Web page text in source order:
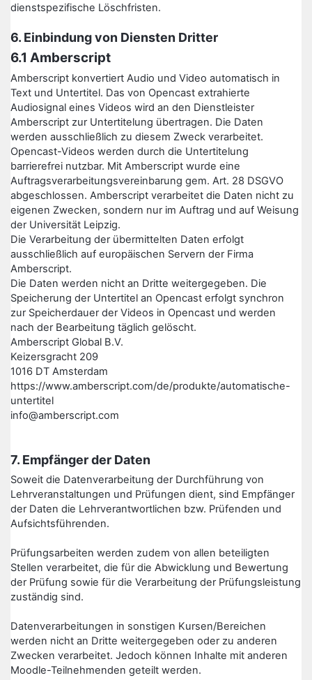
dienstspezifische Löschfristen.
6. Einbindung von Diensten Dritter
6.1 Amberscript
Amberscript konvertiert Audio und Video automatisch in
Text und Untertitel. Das von Opencast extrahierte
Audiosignal eines Videos wird an den Dienstleister
Amberscript zur Untertitelung übertragen. Die Daten
werden ausschließlich zu diesem Zweck verarbeitet.
Opencast-Videos werden durch die Untertitelung
barrierefrei nutzbar. Mit Amberscript wurde eine
Auftragsverarbeitungsvereinbarung gem. Art. 28 DSGVO
abgeschlossen. Amberscript verarbeitet die Daten nicht zu
eigenen Zwecken, sondern nur im Auftrag und auf Weisung
der Universität Leipzig.
Die Verarbeitung der übermittelten Daten erfolgt
ausschließlich auf europäischen Servern der Firma
Amberscript.
Die Daten werden nicht an Dritte weitergegeben. Die
Speicherung der Untertitel an Opencast erfolgt synchron
zur Speicherdauer der Videos in Opencast und werden
nach der Bearbeitung täglich gelöscht.
Amberscript Global B.V.
Keizersgracht 209
1016 DT Amsterdam
https://www.amberscript.com/de/produkte/automatische-
untertitel
info@amberscript.com
7. Empfänger der Daten
Soweit die Datenverarbeitung der Durchführung von
Lehrveranstaltungen und Prüfungen dient, sind Empfänger
der Daten die Lehrverantwortlichen bzw. Prüfenden und
Aufsichtsführenden.
Prüfungsarbeiten werden zudem von allen beteiligten
Stellen verarbeitet, die für die Abwicklung und Bewertung
der Prüfung sowie für die Verarbeitung der Prüfungsleistung
zuständig sind.
Datenverarbeitungen in sonstigen Kursen/Bereichen
werden nicht an Dritte weitergegeben oder zu anderen
Zwecken verarbeitet. Jedoch können Inhalte mit anderen
Moodle-Teilnehmenden geteilt werden.